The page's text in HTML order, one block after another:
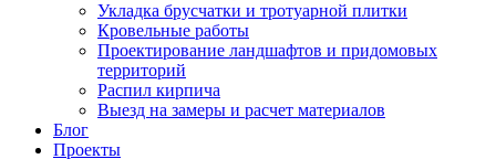
Укладка брусчатки и тротуарной плитки
Кровельные работы
Проектирование ландшафтов и придомовых
территорий
Распил кирпича
Выезд на замеры и расчет материалов
Блог
Проекты